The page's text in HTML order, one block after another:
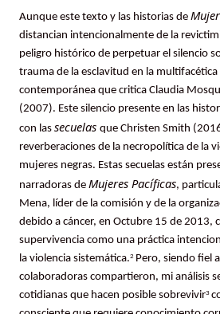
Aunque este texto y las historias de
distancian intencionalmente de la
peligro histórico de perpetuar el silencio
trauma de la esclavitud en la
contemporánea que critica Claudia
(2007). Este silencio presente en las
con las secuelas que Christen Smith
reverberaciones de la necropolítica de la
mujeres negras. Estas secuelas están
narradoras de Mujeres Pacíficas,
Mena, líder de la comisión y de la
debido a cáncer, en Octubre 15 de 2013,
supervivencia como una práctica
la violencia sistemática.2 Pero, siendo fiel
colaboradoras compartieron, mi análisis
cotidianas que hacen posible sobrevivir3